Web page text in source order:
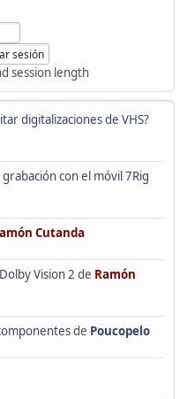
session length
digitalizaciones de VHS?
con el móvil 7Rig
Cutanda
Vision 2 de Ramón
de Poucopelo